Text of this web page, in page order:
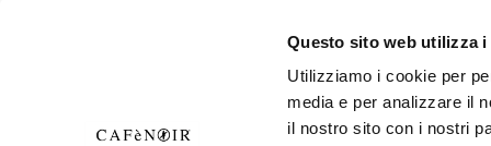
Questo sito web utilizza i
Utilizziamo i cookie per
media e per analizzare il
il nostro sito con i nostri
Versand
Rücksendungen und
Widerrufe